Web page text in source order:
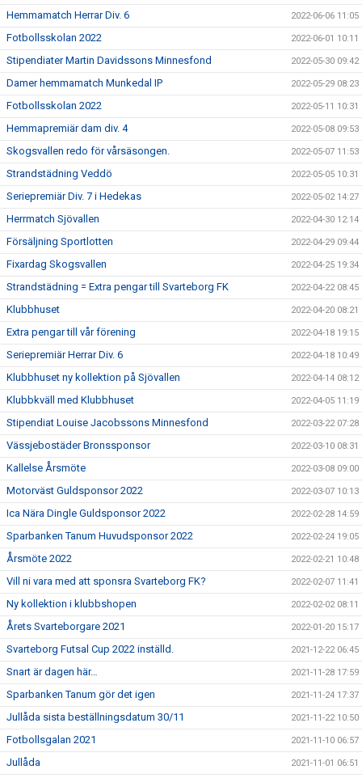
Hemmamatch Herrar Div. 6 2022-06-06 11:05
Fotbollsskolan 2022 2022-06-01 10:11
Stipendiater Martin Davidssons Minnesfond 2022-05-30 09:42
Damer hemmamatch Munkedal IP 2022-05-29 08:23
Fotbollsskolan 2022 2022-05-11 10:31
Hemmapremiär dam div. 4 2022-05-08 09:53
Skogsvallen redo för vårsäsongen. 2022-05-07 11:53
Strandstädning Veddö 2022-05-05 10:31
Seriepremiär Div. 7 i Hedekas 2022-05-02 14:27
Herrmatch Sjövallen 2022-04-30 12:14
Försäljning Sportlotten 2022-04-29 09:44
Fixardag Skogsvallen 2022-04-25 19:34
Strandstädning = Extra pengar till Svarteborg FK 2022-04-22 08:45
Klubbhuset 2022-04-20 08:21
Extra pengar till vår förening 2022-04-18 19:15
Seriepremiär Herrar Div. 6 2022-04-18 10:49
Klubbhuset ny kollektion på Sjövallen 2022-04-14 08:12
Klubbkväll med Klubbhuset 2022-04-05 11:19
Stipendiat Louise Jacobssons Minnesfond 2022-03-22 07:28
Vässjebostäder Bronssponsor 2022-03-10 08:31
Kallelse Årsmöte 2022-03-08 09:00
Motorväst Guldsponsor 2022 2022-03-07 10:13
Ica Nära Dingle Guldsponsor 2022 2022-02-28 14:59
Sparbanken Tanum Huvudsponsor 2022 2022-02-24 19:05
Årsmöte 2022 2022-02-21 10:48
Vill ni vara med att sponsra Svarteborg FK? 2022-02-07 11:41
Ny kollektion i klubbshopen 2022-02-02 08:11
Årets Svarteborgare 2021 2022-01-20 15:17
Svarteborg Futsal Cup 2022 inställd. 2021-12-22 06:45
Snart är dagen här… 2021-11-28 17:59
Sparbanken Tanum gör det igen 2021-11-24 17:37
Jullåda sista beställningsdatum 30/11 2021-11-22 10:50
Fotbollsgalan 2021 2021-11-10 06:57
Jullåda 2021-11-01 06:51